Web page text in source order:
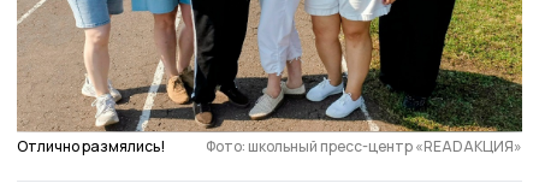
Отлично размялись! Фото: школьный пресс-центр «READАКЦИЯ»